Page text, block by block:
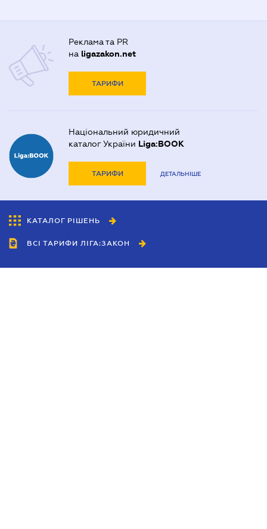
Реклама та PR
на ligazakon.net
ТАРИФИ
Національний юридичний
каталог України Liga:BOOK
ТАРИФИ ДЕТАЛЬНІШЕ
КАТАЛОГ РІШЕНЬ
ВСІ ТАРИФИ ЛІГА:ЗАКОН